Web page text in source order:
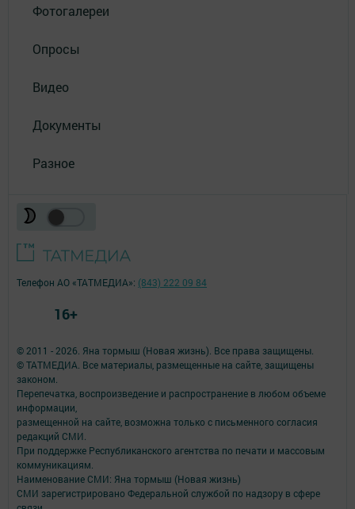
Фотогалереи
Опросы
Видео
Документы
Разное
© 2011 - 2026. Яна тормыш (Новая жизнь). Все права защищены.
© ТАТМЕДИА. Все материалы, размещенные на сайте, защищены
законом.
Перепечатка, воспроизведение и распространение в любом объеме
информации,
размещенной на сайте, возможна только с письменного согласия
редакций СМИ.
При поддержке Республиканского агентства по печати и массовым
коммуникациям.
Наименование СМИ: Яна тормыш (Новая жизнь)
СМИ зарегистрировано Федеральной службой по надзору в сфере
Телефон АО «ТАТМЕДИА»: (843) 222 09 84
16+